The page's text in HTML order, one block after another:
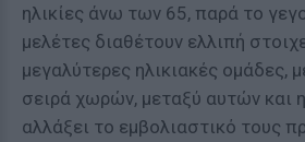
ηλικίες άνω των 65, παρά το
μελέτες διαθέτουν ελλιπή
μεγαλύτερες ηλικιακές ομάδες,
σειρά χωρών, μεταξύ αυτών και
αλλάξει το εμβολιαστικό τους